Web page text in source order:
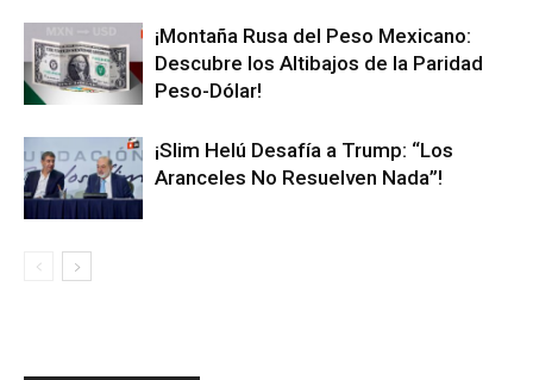
¡Montaña Rusa del Peso Mexicano:
Descubre los Altibajos de la Paridad
Peso-Dólar!
¡Slim Helú Desafía a Trump: “Los
Aranceles No Resuelven Nada”!